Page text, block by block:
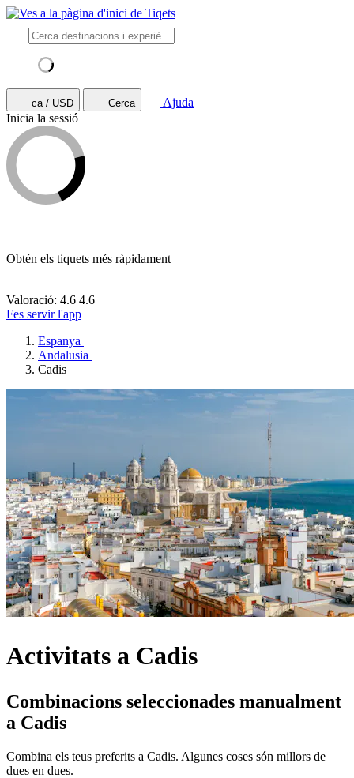
ca / USD Cerca
Ajuda
Inicia la sessió
Obtén els tiquets més ràpidament
Valoració: 4.6 4.6
Fes servir l'app
Espanya
Andalusia
Cadis
Activitats a Cadis
Combinacions seleccionades manualment
a Cadis
Combina els teus preferits a Cadis. Algunes coses són millors de
dues en dues.